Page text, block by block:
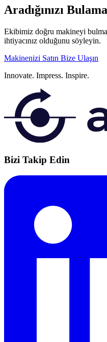
Aradığınızı
Ekibimiz doğru makineyi
ihtiyacınız olduğunu söyleyin.
Makinenizi Satın Bize Ulaşın
Innovate. Impress. Inspire.
Bizi Takip Edin